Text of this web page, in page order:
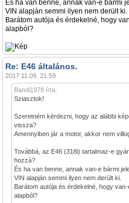
És ha van benne, annak van-e bármi
VIN alapján semmi ilyen nem derült ki.
Barátom autója és érdekelné, hogy
alapból?
Re: E46 általános.
2017.11.09. 21:59
Bandi1978 írta:
Sziasztok!
Szeretném kérdezni, hogy az alábbi
vissza?
Amennyiben jár a motor, akkor nem
Továbbá, az E46 (318i) tartalmaz-e
hozzá?
És ha van benne, annak van-e bármi
VIN alapján semmi ilyen nem derült ki.
Barátom autója és érdekelné, hogy
alapból?